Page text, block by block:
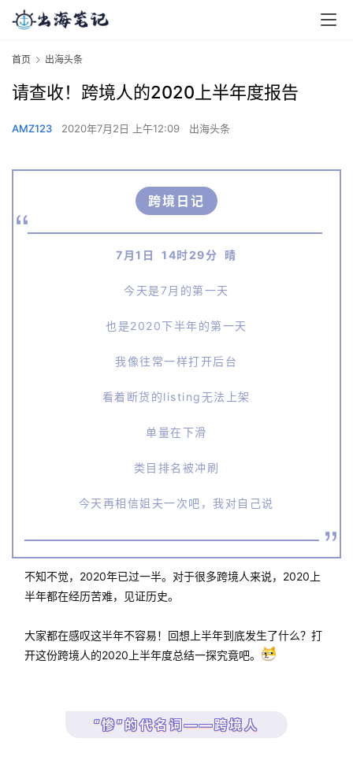
首页 出海头条
请查收！跨境人的2020上半年度报告
AMZ123 2020年7月2日 上午12:09 出海头条
跨境日记
7月1日 14时29分 晴
今天是7月的第一天
也是2020下半年的第一天
我像往常一样打开后台
看着断货的listing无法上架
单量在下滑
类目排名被冲刷
今天再相信姐夫一次吧，我对自己说
不知不觉，2020年已过一半。对于很多跨境人来说，2020上
半年都在经历苦难，见证历史。
大家都在感叹这半年不容易！回想上半年到底发生了什么？打
开这份跨境人的2020上半年度总结一探究竟吧。
“惨”的代名词——跨境人